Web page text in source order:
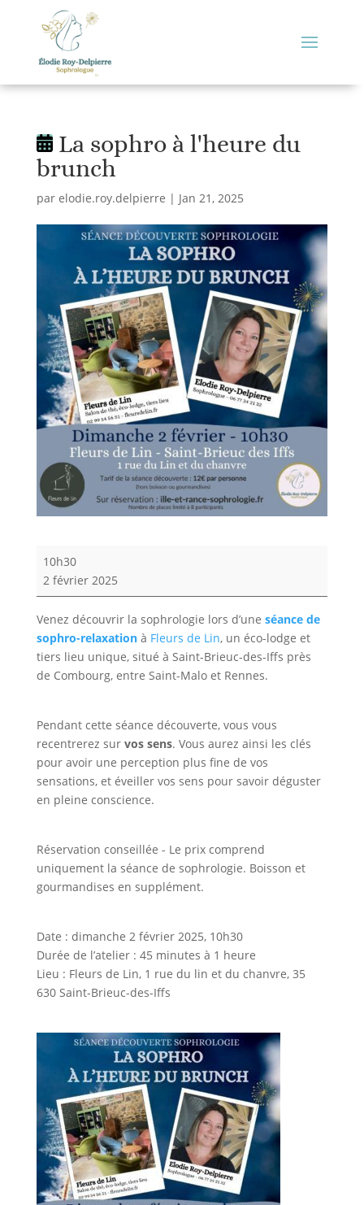
La sophro à l'heure du
brunch
par elodie.roy.delpierre | Jan 21, 2025
La
sophro
du
brunch
10h30
2 février 2025
Venez découvrir la sophrologie lors d’une séance de
sophro-relaxationà Fleurs de Lin, un éco-lodge et
tiers lieu unique, situé à Saint-Brieuc-des-Iffs près
de Combourg, entre Saint-Malo et Rennes.
Pendant cette séance découverte, vous vous
recentrerez sur vos sens. Vous aurez ainsi les clés
pour avoir une perception plus fine de vos
sensations, et éveiller vos sens pour savoir déguster
en pleine conscience.
Réservation conseillée - Le prix comprend
uniquement la séance de sophrologie. Boisson et
gourmandises en supplément.
Date : dimanche 2 février 2025, 10h30
Durée de l’atelier : 45 minutes à 1 heure
Lieu : Fleurs de Lin, 1 rue du lin et du chanvre, 35
630 Saint-Brieuc-des-Iffs